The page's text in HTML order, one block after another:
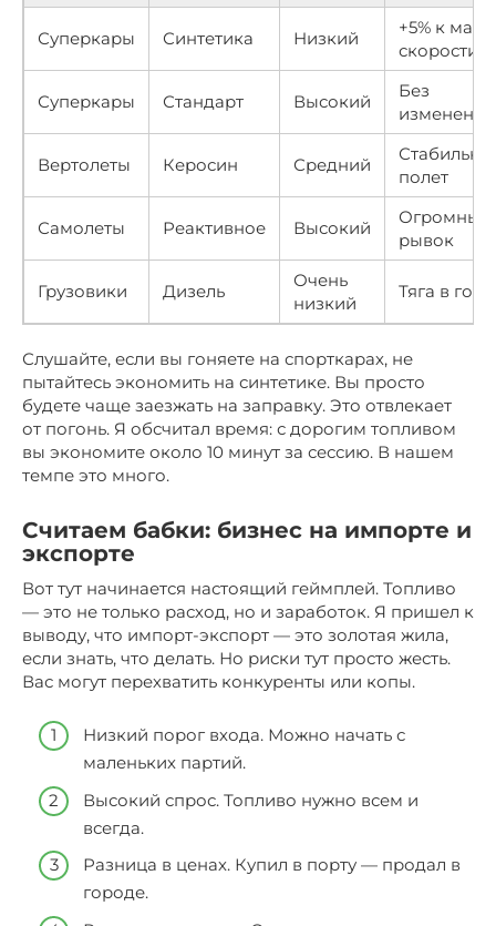
Суперкары Синтетика Низкий
+5% к макс.
скорости
Суперкары Стандарт Высокий
Без
изменений
Вертолеты Керосин Средний
полет
Самолеты Реактивное Высокий
Огромный
рывок
Грузовики Дизель
Очень
низкий
Тяга в гору
Слушайте, если вы гоняете на спорткарах, не
пытайтесь экономить на синтетике. Вы просто
будете чаще заезжать на заправку. Это отвлекает
от погонь. Я обсчитал время: с дорогим топливом
вы экономите около 10 минут за сессию. В нашем
темпе это много.
Считаем бабки: бизнес на импорте и
экспорте
Вот тут начинается настоящий геймплей. Топливо
— это не только расход, но и заработок. Я пришел к
выводу, что импорт-экспорт — это золотая жила,
если знать, что делать. Но риски тут просто жесть.
Вас могут перехватить конкуренты или копы.
Низкий порог входа. Можно начать с
маленьких партий.
Высокий спрос. Топливо нужно всем и
всегда.
Разница в ценах. Купил в порту — продал в
городе.